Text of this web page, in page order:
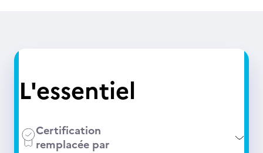
L'essentiel
Certification
remplacée par